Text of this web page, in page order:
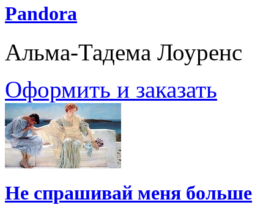
Pandora
Альма-Тадема Лоуренс
Оформить и заказать
Не спрашивай меня больше